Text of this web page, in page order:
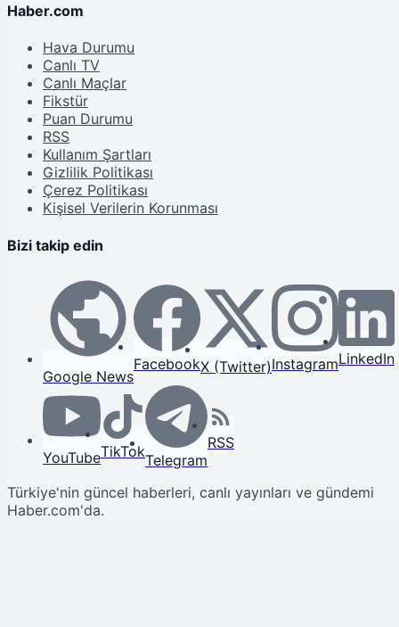
Haber.com
Hava Durumu
Canlı TV
Canlı Maçlar
Fikstür
Puan Durumu
RSS
Kullanım Şartları
Gizlilik Politikası
Çerez Politikası
Kişisel Verilerin Korunması
Bizi takip edin
Google News
FacebookX (Twitter)InstagramLinkedIn
YouTubeTikTokTelegram
RSS
Türkiye'nin güncel haberleri, canlı yayınları ve gündemi
Haber.com'da.